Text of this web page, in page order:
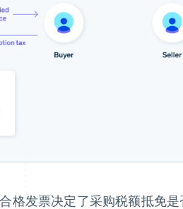
格发票决定了采购税额抵免